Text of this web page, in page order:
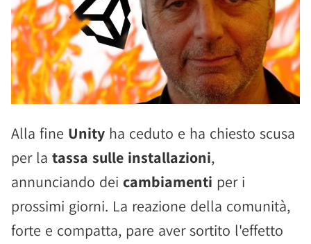
Alla fine Unity ha ceduto e ha chiesto scusa
per la tassa sulle installazioni,
annunciando dei cambiamenti per i
prossimi giorni. La reazione della comunità,
forte e compatta, pare aver sortito l'effetto